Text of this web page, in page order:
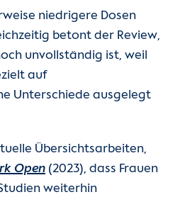
niedrigere Dosen
betont der Review,
unvollständig ist, weil
auf
Unterschiede ausgelegt
Übersichtsarbeiten,
Open (2023), dass Frauen
weiterhin